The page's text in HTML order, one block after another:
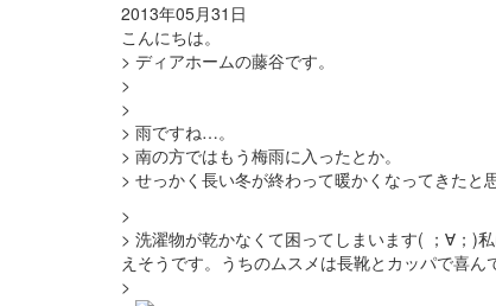
2013年05月31日
こんにちは。
> ディアホームの藤谷です。
>
>
> 雨ですね…。
> 南の方ではもう梅雨に入ったとか。
> せっかく長い冬が終わって暖かくなってきたと
>
> 洗濯物が乾かなくて困ってしまいます( ；∀；)
えそうです。うちのムスメは長靴とカッパで喜ん
>